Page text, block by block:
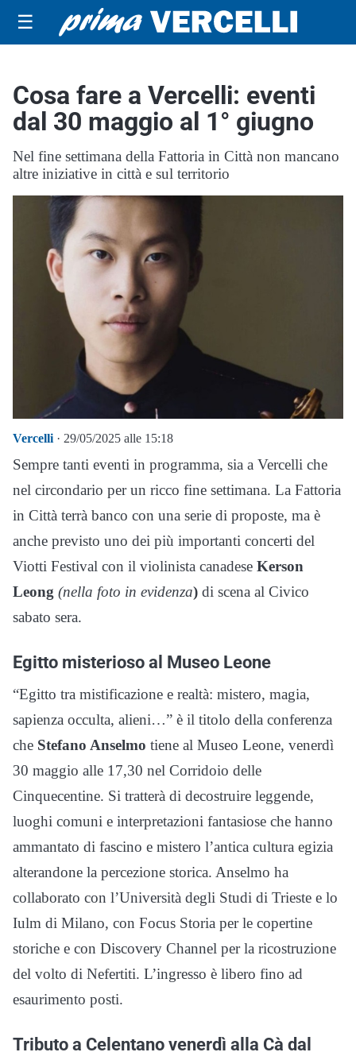
☰
Cosa fare a Vercelli: eventi
dal 30 maggio al 1° giugno
Nel fine settimana della Fattoria in Città non mancano
altre iniziative in città e sul territorio
Vercelli · 29/05/2025 alle 15:18
Sempre tanti eventi in programma, sia a Vercelli che
nel circondario per un ricco fine settimana. La Fattoria
in Città terrà banco con una serie di proposte, ma è
anche previsto uno dei più importanti concerti del
Viotti Festival con il violinista canadese Kerson
Leong (nella foto in evidenza) di scena al Civico
sabato sera.
Egitto misterioso al Museo Leone
“Egitto tra mistificazione e realtà: mistero, magia,
sapienza occulta, alieni…” è il titolo della conferenza
che Stefano Anselmo tiene al Museo Leone, venerdì
30 maggio alle 17,30 nel Corridoio delle
Cinquecentine. Si tratterà di decostruire leggende,
luoghi comuni e interpretazioni fantasiose che hanno
ammantato di fascino e mistero l’antica cultura egizia
alterandone la percezione storica. Anselmo ha
collaborato con l’Università degli Studi di Trieste e lo
Iulm di Milano, con Focus Storia per le copertine
storiche e con Discovery Channel per la ricostruzione
del volto di Nefertiti. L’ingresso è libero fino ad
esaurimento posti.
Tributo a Celentano venerdì alla Cà dal